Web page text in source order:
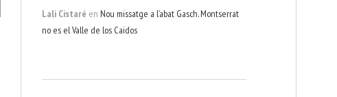
Lali Cistaré en Nou missatge a l’abat Gasch. Montserrat
no es el Valle de los Caidos